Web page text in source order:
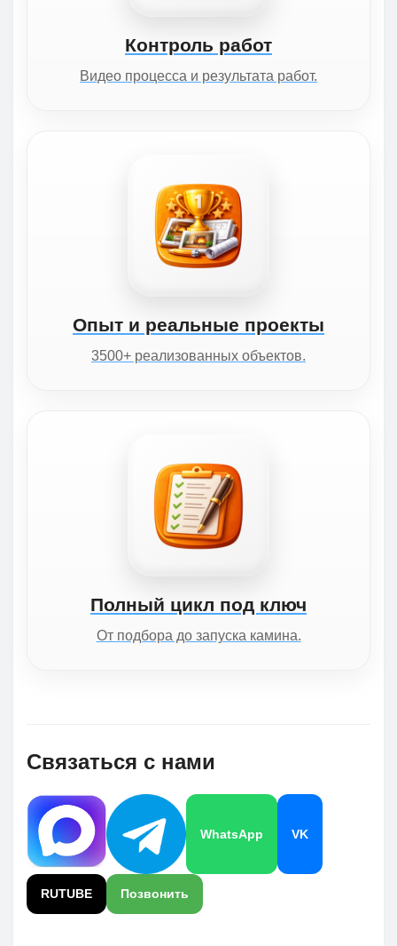
Контроль работ
Видео процесса и результата работ.
Опыт и реальные проекты
3500+ реализованных объектов.
Полный цикл под ключ
От подбора до запуска камина.
Связаться с нами
WhatsApp VK
RUTUBE Позвонить